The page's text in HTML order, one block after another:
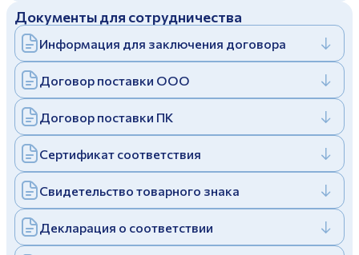
Отправить
Заполняя и отправляя форму, вы соглашаетесь
cполитикой конфиденциальности
Заполняя и отправляя форму, вы соглашаетесь
cполитикой конфиденциальности
Дулевский фарфоровый завод ©
Политика конфиденциальности
Документы для сотрудничества
Информация для заключения договора
Договор поставки ООО
Договор поставки ПК
Сертификат соответствия
Свидетельство товарного знака
Декларация о соответствии